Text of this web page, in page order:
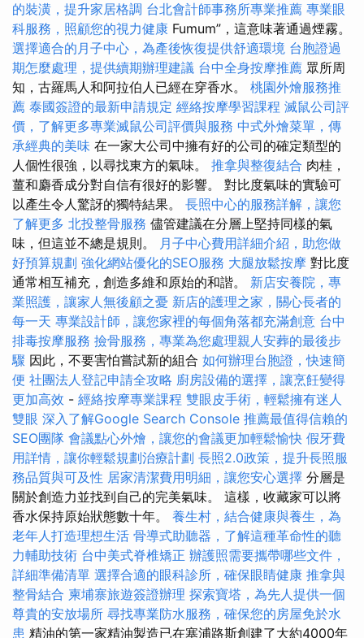
的裝潢，提升家居格調 台北會計師事務所專業推薦 專業眼
科服務，照顧您的視力健康 Fumum”，這意味著通過煙霧。
選擇適合的月子中心，為產後恢復提供舒適環境 台胞證過
期怎麼處理，提供續期辦理建議 台中全身按摩推薦 眾所周
知，古羅馬人和阿拉伯人已經在穿香水。 桃園外燴服務推
薦 泰國簽證的最新申請規定 經絡按摩學習課程 滅鼠公司評
價，了解更多專業滅鼠公司評價與服務 中式外燴菜單，傳
承經典的美味 在一家大公司中擁有好的公司的確定類型的
人個性很強，以尋找東方的氣味。 推拿與整復結合 肉桂，
薑和麝香成分對自信有很好的影響。 對比度氣味的實驗可
以產生令人驚訝的獨特結果。 長照中心的服務詳解，讓您
了解更多 北投整骨服務 儘管建議在分層上堅持同樣的氣
味，但這並不總是規則。 月子中心費用詳細介紹，助您做
好預算規劃 強化網站優化的SEO服務 大腿放鬆按摩 對比度
通常相互補充，創造多維和原始的和諧。 新店安養院，專
業照護，讓家人無後顧之憂 新店的護理之家，關心長者的
每一天 專業設計師，讓您家裡的每個角落都充滿創意 台中
排毒按摩服務 撿骨服務，專業為您處理親人安葬的最後步
驟 因此，不要害怕嘗試新的組合 如何辦理台胞證，快速簡
便 社團法人登記申請全攻略 廚房設備的選擇，讓烹飪變得
更加高效 - 經絡按摩專業課程 雙眼皮手術，輕鬆擁有迷人
雙眼 深入了解Google Search Console 推薦最值得信賴的
SEO團隊 會議點心外燴，讓您的會議更加輕鬆愉快 假牙費
用詳情，讓你輕鬆規劃治療計劃 長照2.0政策，提升長照服
務品質與可及性 居家清潔費用明細，讓您安心選擇 分層是
關於創造力並找到自己的完美氣味。 這樣，收藏家可以將
香水保持原始狀態數十年。 養生村，結合健康與養生，為
老年人打造理想生活 骨導式助聽器，了解這種革命性的聽
力輔助技術 台中美式脊椎矯正 辦護照需要攜帶哪些文件，
詳細準備清單 選擇合適的眼科診所，確保眼睛健康 推拿與
整骨結合 柬埔寨旅遊簽證辦理 探索寶塔，為先人提供一個
尊貴的安放場所 尋找專業防水服務，確保您的房屋免於水
患 精油的第一家精油製造已在塞浦路斯創建了大約4000年